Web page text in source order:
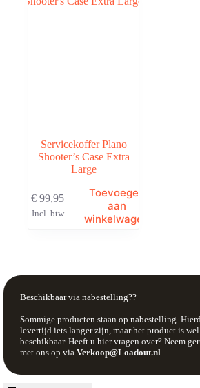
Servicekoffer Plano
Shooter’s Case Extra
Large
€ 99,95
Incl. btw
Toevoegen
aan
winkelwagen
Beschikbaar via nabestelling??
Sommige producten staan op nabestelling.
levertijd iets langer zijn, maar het product is
beschikbaar. Heeft u hier vragen over? Neem
met ons op via Verkoop@Loadout.nl